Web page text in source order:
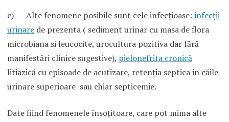
c) Alte fenomene posibile sunt cele infecţioase: infecţii
urinarede prezenta ( sediment urinar cu masa de flora
microbiana si leucocite, urocultura pozitiva dar fără
manifestări clinice sugestive), pielonefrita cronică
litiazică cu episoade de acutizare, retenţia septica in căile
urinare superioare sau chiar septicemie.
Date fiind fenomenele însoţitoare, care pot mima alte